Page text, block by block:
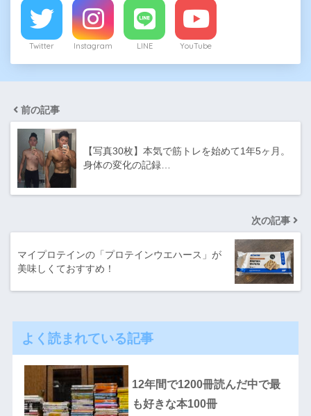
Twitter Instagram LINE YouTube
前の記事
【写真30枚】本気で筋トレを始めて1年5ヶ月。
身体の変化の記録…
次の記事
マイプロテインの「プロテインウエハース」が
美味しくておすすめ！
よく読まれている記事
12年間で1200冊読んだ中で最
も好きな本100冊